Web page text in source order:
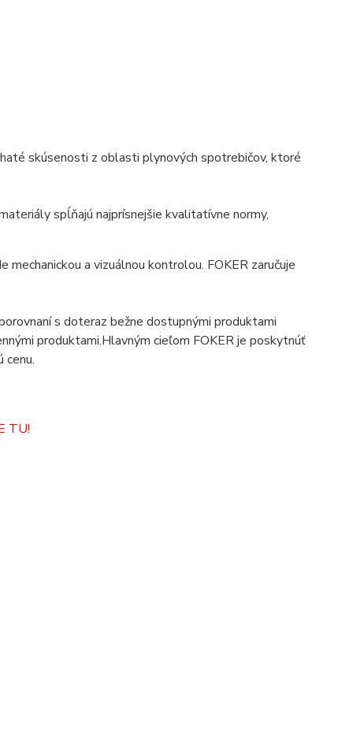
skúsenosti z oblasti plynových spotrebičov, ktoré
spĺňajú najprísnejšie kvalitatívne normy,
a vizuálnou kontrolou. FOKER zaručuje
s doteraz bežne dostupnými produktami
produktami.Hlavným cieľom FOKER je poskytnúť
TU!